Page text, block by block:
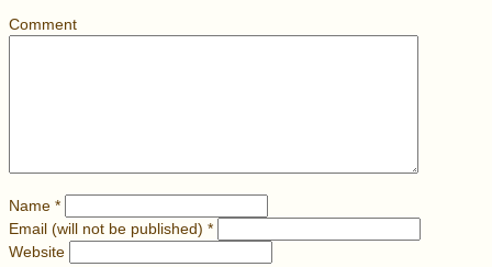
Comment
Name *
Email (will not be published) *
Website